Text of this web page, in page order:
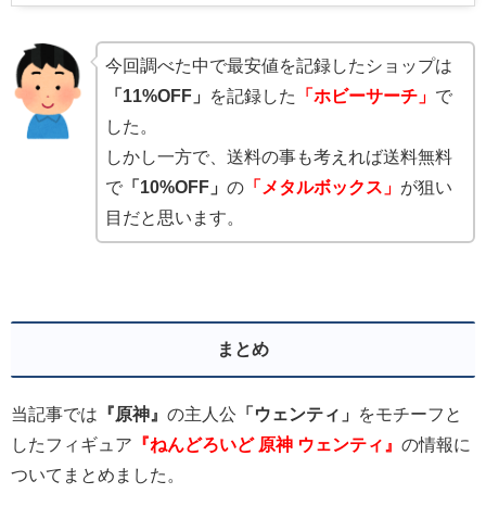
今回調べた中で最安値を記録したショップは
「11%OFF」 を記録した 「ホビーサーチ」 で
した。
しかし一方で、送料の事も考えれば送料無料
で 「10%OFF」の 「メタルボックス」 が狙い
目だと思います。
まとめ
当記事では 『原神』 の主人公 「ウェンティ」
をモチーフと
したフィギュア 『ねんどろいど 原神 ウェンティ』 の情報に
ついてまとめました。